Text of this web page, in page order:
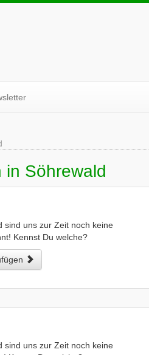
in Söhrewald
sind uns zur Zeit noch keine
Kennst Du welche?
sind uns zur Zeit noch keine